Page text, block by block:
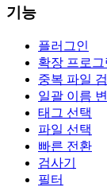
기능
플러그인
확장 프로그
중복 파일
일괄 이름
태그 선택
파일 선택
빠른 전환
검사기
필터